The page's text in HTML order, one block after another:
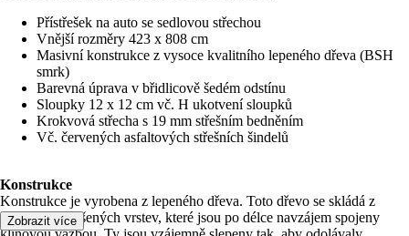
Přístřešek na auto se sedlovou střechou
Vnější rozměry 423 x 808 cm
Masivní konstrukce z vysoce kvalitního lepeného dřeva (BSH
smrk)
Barevná úprava v břidlicově šedém odstínu
Sloupky 12 x 12 cm vč. H ukotvení sloupků
Krokvová střecha s 19 mm střešním bedněním
Vč. červených asfaltových střešních šindelů
Konstrukce
Konstrukce je vyrobena z lepeného dřeva. Toto dřevo se skládá z
několika vysušených vrstev, které jsou po délce navzájem spojeny
Zobrazit více